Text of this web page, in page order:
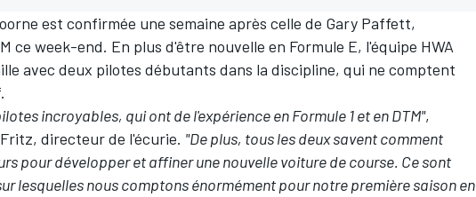
est confirmée une semaine après celle de Gary Paffett,
ce week-end. En plus d'être nouvelle en Formule E, l'équipe HWA
avec deux pilotes débutants dans la discipline, qui ne comptent
incroyables, qui ont de l'expérience en Formule 1 et en DTM",
directeur de l'écurie. "De plus, tous les deux savent comment
pour développer et affiner une nouvelle voiture de course. Ce sont
lesquelles nous comptons énormément pour notre première saison en